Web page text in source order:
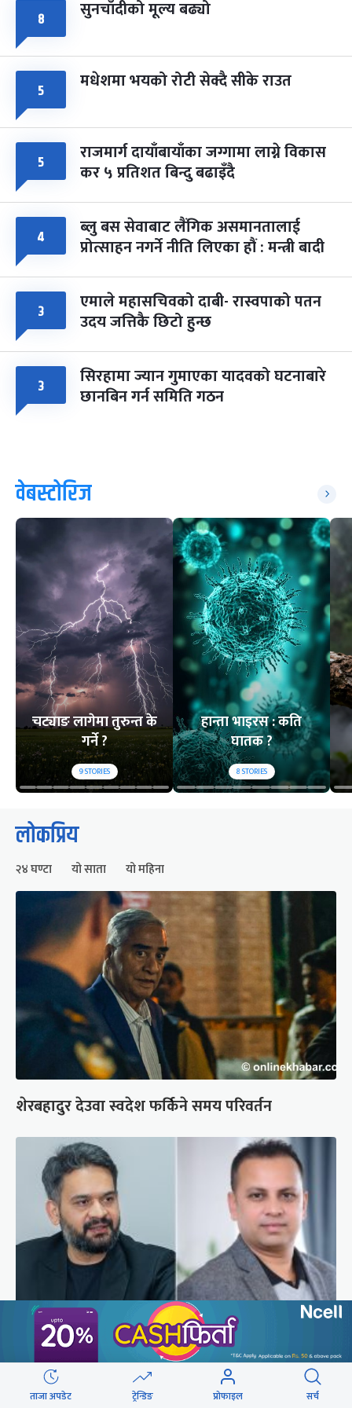
८ सुनचाँदीको मूल्य बढ्यो
५ मधेशमा भयको रोटी सेक्दै सीके राउत
५ राजमार्ग दायाँबायाँका जग्गामा लाग्ने विकास
कर ५ प्रतिशत बिन्दु बढाइँदै
४ ब्लु बस सेवाबाट लैंगिक असमानतालाई
प्रोत्साहन नगर्ने नीति लिएका हौं : मन्त्री बादी
३ एमाले महासचिवको दाबी- रास्वपाको पतन
उदय जत्तिकै छिटो हुन्छ
३ सिरहामा ज्यान गुमाएका यादवको घटनाबारे
छानबिन गर्न समिति गठन
वेबस्टोरिज
चट्याङ लागेमा तुरुन्त के
गर्ने ?
9STORIES
हान्ता भाइरस : कति
घातक ?
8STORIES
लोकप्रिय
२४ घण्टा यो साता यो महिना
शेरबहादुर देउवा स्वदेश फर्किने समय परिवर्तन
बालेनलाई मनीष झाको जवाफ : महान जनादेश पाएको
सरकार एक्लो छैन
ताजा अपडेट ट्रेन्डिङ प्रोफाइल सर्च